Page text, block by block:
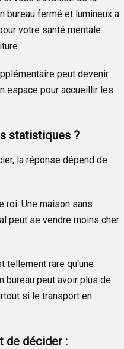
bureau fermé et lumineux a
votre santé mentale
peut devenir
espace pour accueillir les
statistiques ?
la réponse dépend de
roi. Une maison sans
peut se vendre moins cher
tellement rare qu'une
bureau peut avoir plus de
si le transport en
de décider :